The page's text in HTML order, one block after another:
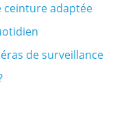
ceinture adaptée
de surveillance